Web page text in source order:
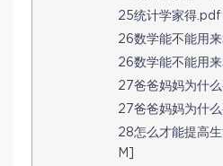
25统计学家得.pdf
26数学能不能用
26数学能不能用
27爸爸妈妈为什
27爸爸妈妈为什
28怎么才能提高
M]